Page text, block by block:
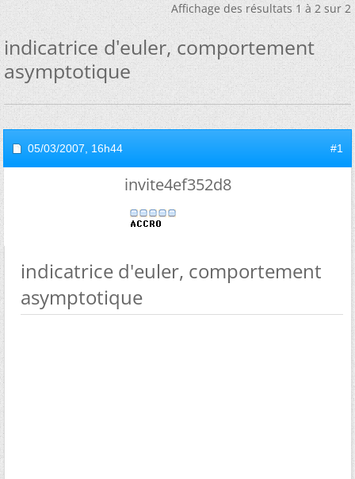
Affichage des résultats 1 à 2 sur 2
indicatrice d'euler, comportement
asymptotique
05/03/2007, 16h44 #1
invite4ef352d8
indicatrice d'euler, comportement
asymptotique